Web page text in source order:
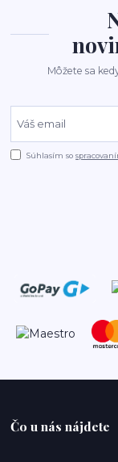
Môžete sa
Súhlasím so
Čo u nás nájdete